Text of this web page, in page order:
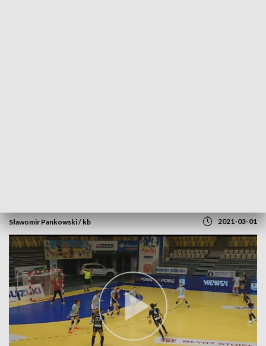
Sławomir Pankowski / kb 2021-03-01